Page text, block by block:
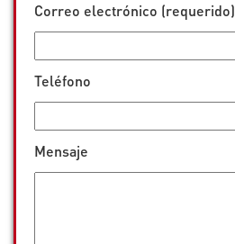
Correo electrónico (requerido)
Teléfono
Mensaje